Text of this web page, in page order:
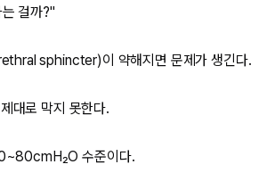
걸까?"
sphincter)이 약해지면 문제가 생긴다.
대로 막지 못한다.
수준이다.